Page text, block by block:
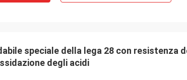
speciale della lega 28 con resistenza
degli acidi